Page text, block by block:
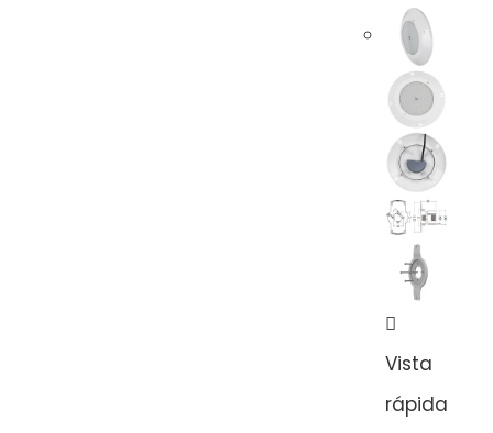
Vista
rápida